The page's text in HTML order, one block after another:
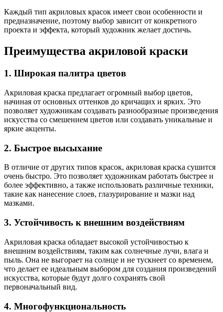
Каждый тип акриловых красок имеет свои особенности и
предназначение, поэтому выбор зависит от конкретного
проекта и эффекта, который художник желает достичь.
Преимущества акриловой краски
1. Широкая палитра цветов
Акриловая краска предлагает огромный выбор цветов,
начиная от основных оттенков до кричащих и ярких. Это
позволяет художникам создавать разнообразные произведения
искусства со смешением цветов или создавать уникальные и
яркие акценты.
2. Быстрое высыхание
В отличие от других типов красок, акриловая краска сушится
очень быстро. Это позволяет художникам работать быстрее и
более эффективно, а также использовать различные техники,
такие как нанесение слоев, глазурирование и мазки над
мазками.
3. Устойчивость к внешним воздействиям
Акриловая краска обладает высокой устойчивостью к
внешним воздействиям, таким как солнечные лучи, влага и
пыль. Она не выгорает на солнце и не тускнеет со временем,
что делает ее идеальным выбором для создания произведений
искусства, которые будут долго сохранять свой
первоначальный вид.
4. Многофункциональность